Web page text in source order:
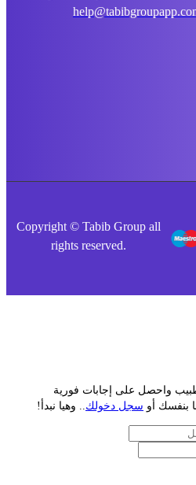
Copyright © Tabib Group all
rights reserved.
على إجابات فورية
أوسجل دخولك.. وهيا نبدأ!